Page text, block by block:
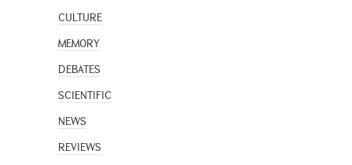
CULTURE
MEMORY
DEBATES
SCIENTIFIC
NEWS
REVIEWS